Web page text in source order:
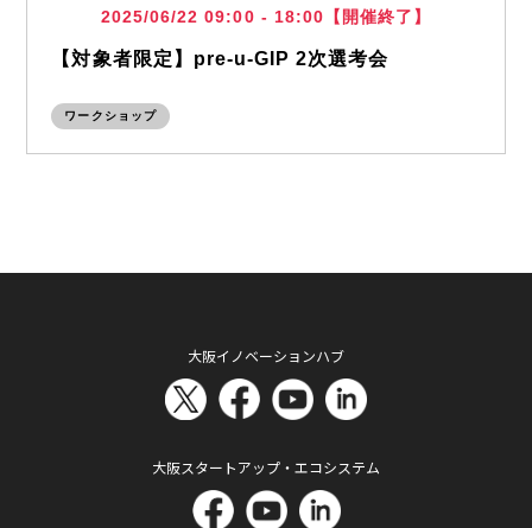
2025/06/22 09:00 - 18:00【開催終了】
【対象者限定】pre‐u‐GIP 2次選考会
ワークショップ
大阪イノベーションハブ
大阪スタートアップ・エコシステム